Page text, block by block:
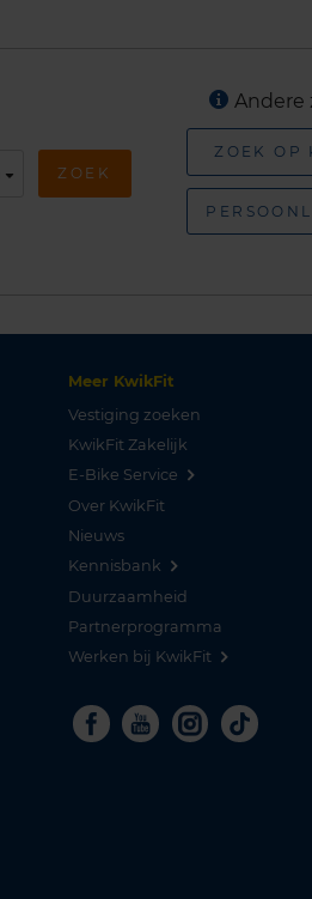
ZOEK
Andere
ZOEK OP
Meer KwikFit
Vestiging zoeken
KwikFit Zakelijk
E-Bike Service
Over KwikFit
Nieuws
Kennisbank
Duurzaamheid
Partnerprogramma
Werken bij KwikFit
Facebook
Youtube